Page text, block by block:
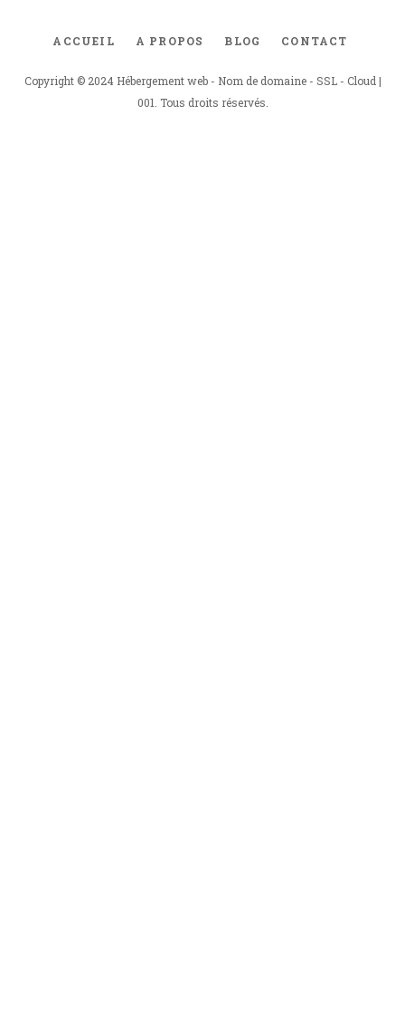
Footer
menu
ACCUEIL A PROPOS BLOG CONTACT
Copyright © 2024 Hébergement web - Nom de domaine - SSL - Cloud |
001. Tous droits réservés.